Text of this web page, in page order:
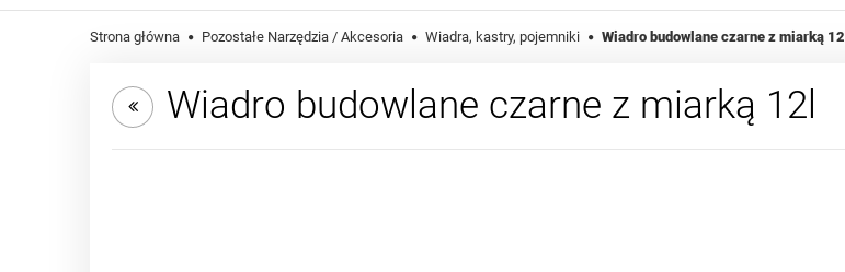
Strona główna Pozostałe Narzędzia / Akcesoria Wiadra, kastry, pojemniki Wiadro budowlane czarne z miarką 12l
Wiadro budowlane czarne z miarką 12l